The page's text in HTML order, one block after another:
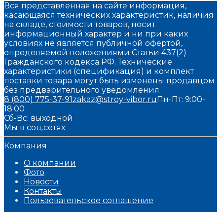
Вся представленная на сайте информация,
касающаяся технических характеристик, наличия
на складе, стоимости товаров, носит
информационный характер и ни при каких
условиях не является публичной офертой,
определяемой положениями Статьи 437(2)
Гражданского кодекса РФ. Технические
характеристики (спецификация) и комплект
поставки товара могут быть изменены продавцом
без предварительного уведомления.
8 (800) 775-37-91zakaz@stroy-vibor.ruПн-Пт: 9:00-
18:00
Сб-Вс: выходной
Мы в соц.сетях
Компания
О компании
Фото
Новости
Контакты
Пользовательское соглашение